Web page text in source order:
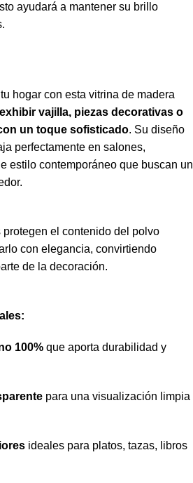
ayudará a mantener su brillo
hogar con esta vitrina de madera
vajilla, piezas decorativas o
un toque sofisticado. Su diseño
perfectamente en salones,
estilo contemporáneo que buscan un
protegen el contenido del polvo
con elegancia, convirtiendo
de la decoración.
100% que aporta durabilidad y
para una visualización limpia
ideales para platos, tazas, libros